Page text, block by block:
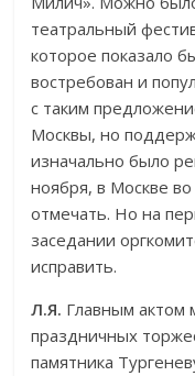
театральный
которое показало
востребован и
с таким
Москвы, но
изначально было
ноября, в Москве
отмечать. Но на
заседании
исправить.
Л.Я. Главным актом
праздничных
памятника